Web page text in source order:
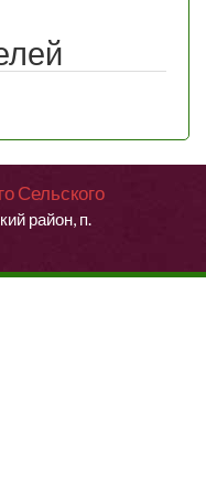
Сельского
район, п.